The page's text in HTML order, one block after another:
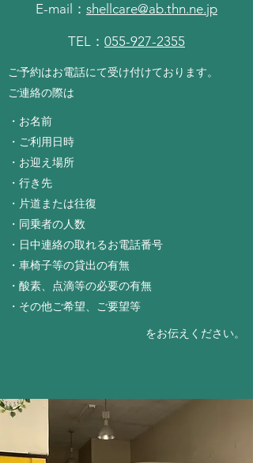
E-mail： shellcare@ab.thn.ne.jp
TEL： 055-927-2355
ご予約はお電話にて受け付けております。
・お名前
​をお伝えください。
​ご連絡の際は
​・その他ご希望、ご要望等
・ご利用日時
・お迎え場所
・行き先
・片道または往復
・同乗者の人数
・日中連絡の取れるお電話番号
・車椅子等の貸出の有無
・酸素、点滴等の必要の有無